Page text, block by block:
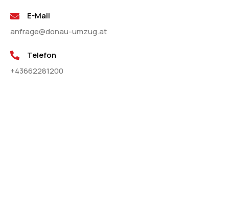
E-Mail
anfrage@donau-umzug.at
Telefon
+43662281200